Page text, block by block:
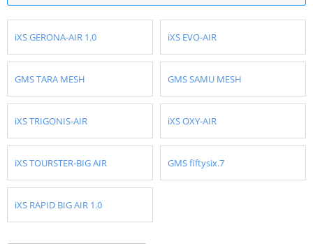
iXS GERONA-AIR 1.0 iXS EVO-AIR
GMS TARA MESH GMS SAMU MESH
iXS TRIGONIS-AIR iXS OXY-AIR
iXS TOURSTER-BIG AIR GMS fiftysix.7
iXS RAPID BIG AIR 1.0